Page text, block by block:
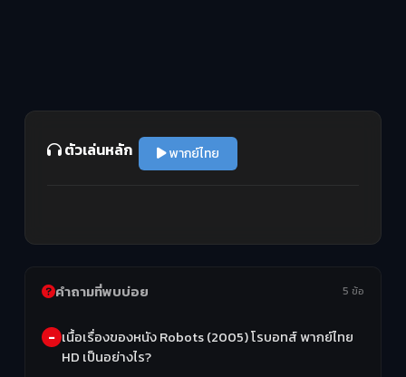
ตัวเล่นหลัก พากย์ไทย
คำถามที่พบบ่อย 5 ข้อ
เนื้อเรื่องของหนัง Robots (2005) โรบอทส์ พากย์ไทย
HD เป็นอย่างไร?